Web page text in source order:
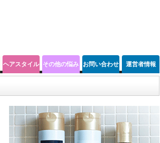
ヘアスタイル その他の悩み お問い合わせ 運営者情報